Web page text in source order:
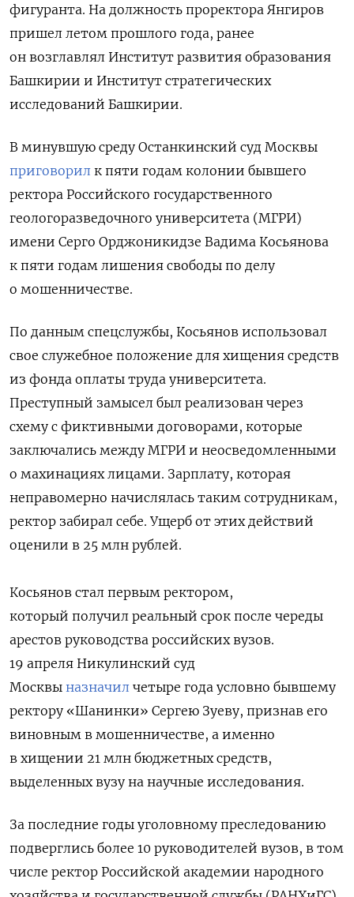
фигуранта. На должность проректора Янгиров
пришел летом прошлого года, ранее
он возглавлял Институт развития образования
Башкирии и Институт стратегических
исследований Башкирии.
В минувшую среду Останкинский суд Москвы
приговорил к пяти годам колонии бывшего
ректора Российского государственного
геологоразведочного университета (МГРИ)
имени Серго Орджоникидзе Вадима Косьянова
к пяти годам лишения свободы по делу
о мошенничестве.
По данным спецслужбы, Косьянов использовал
свое служебное положение для хищения средств
из фонда оплаты труда университета.
Преступный замысел был реализован через
схему с фиктивными договорами, которые
заключались между МГРИ и неосведомленными
о махинациях лицами. Зарплату, которая
неправомерно начислялась таким сотрудникам,
ректор забирал себе. Ущерб от этих действий
оценили в 25 млн рублей.
Косьянов стал первым ректором,
который получил реальный срок после череды
арестов руководства российских вузов.
19 апреля Никулинский суд
Москвы назначил четыре года условно бывшему
ректору «Шанинки» Сергею Зуеву, признав его
виновным в мошенничестве, а именно
в хищении 21 млн бюджетных средств,
выделенных вузу на научные исследования.
За последние годы уголовному преследованию
подверглись более 10 руководителей вузов, в том
числе ректор Российской академии народного